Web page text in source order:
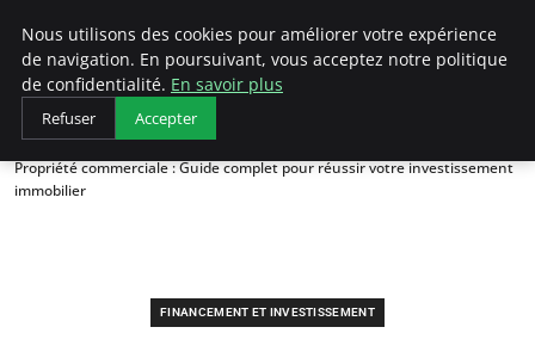
LECFCM
Accueil
Financement et investissement
Propriété commerciale : Guide complet pour réussir votre investissement
immobilier
FINANCEMENT ET INVESTISSEMENT
Nous utilisons des cookies pour améliorer votre expérience
de navigation. En poursuivant, vous acceptez notre politique
de confidentialité. En savoir plus
Refuser Accepter